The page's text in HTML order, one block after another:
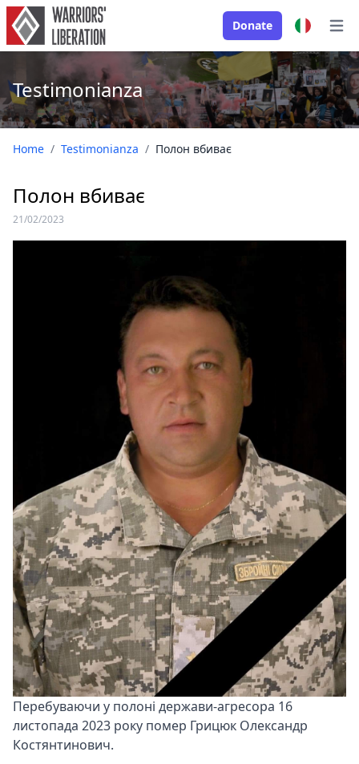
Donate
Testimonianza
Home / Testimonianza / Полон вбиває
Полон вбиває
21/02/2023
Перебуваючи у полоні держави-агресора 16
листопада 2023 року помер Грицюк Олександр
Костянтинович.